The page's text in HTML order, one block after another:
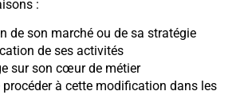
:
de son marché ou de sa stratégie
de ses activités
sur son cœur de métier
procéder à cette modification dans les